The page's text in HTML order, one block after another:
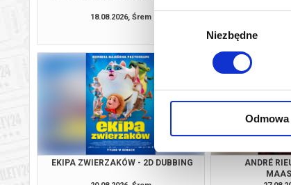
Niezbędne
Odmowa
18.08.2026, Śrem
EKIPA ZWIERZAKÓW - 2D DUBBING
ANDRÉ